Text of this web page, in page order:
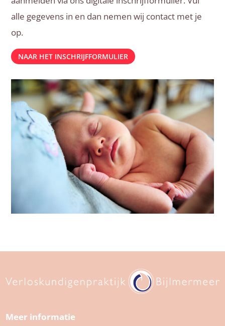
alle gegevens in en dan nemen wij contact met je
op.
NAAR HET INSCHRIJFFORMULIER
Meer informatie